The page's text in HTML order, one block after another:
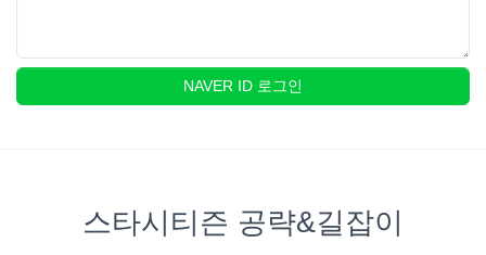
NAVER ID 로그인
스타시티즌 공략&길잡이